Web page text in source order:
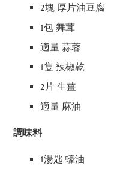
2塊 厚片油豆腐
1包 舞茸
適量 蒜蓉
1隻 辣椒乾
2 片 生薑
適量 麻油
調味料
1湯匙 蠔油